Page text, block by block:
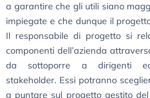
a garantire che gli utili siano
impiegate e che dunque il
Il responsabile di progetto si
componenti dell’azienda
da sottoporre a dirigenti
stakeholder. Essi potranno
a puntare sul progetto gestito